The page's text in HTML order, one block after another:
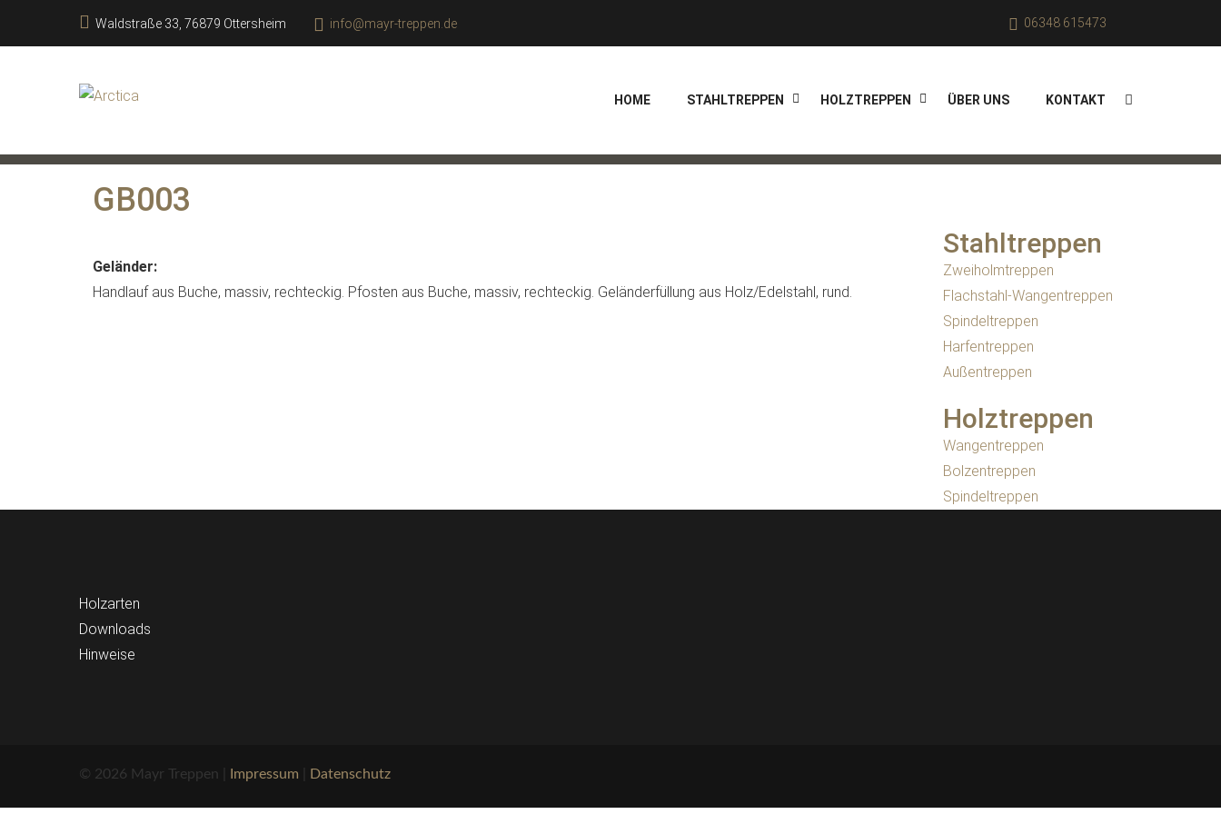
Waldstraße 33, 76879 Ottersheim info@mayr-treppen.de 06348 615473
HOME STAHLTREPPEN HOLZTREPPEN ÜBER UNS KONTAKT
GB003
Geländer:
Handlauf aus Buche, massiv, rechteckig. Pfosten aus Buche, massiv, rechteckig. Geländerfüllung aus Holz/Edelstahl, rund.
Stahltreppen
Zweiholmtreppen
Flachstahl-Wangentreppen
Spindeltreppen
Harfentreppen
Außentreppen
Holztreppen
Wangentreppen
Bolzentreppen
Spindeltreppen
Holzarten
Downloads
Hinweise
© 2026 Mayr Treppen | Impressum Datenschutz